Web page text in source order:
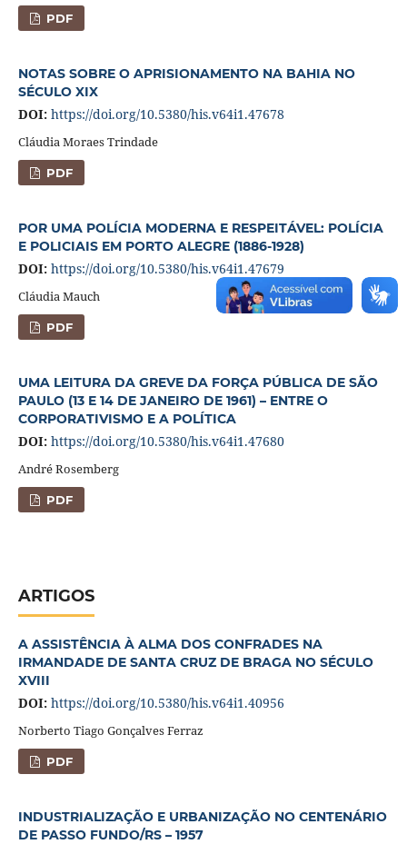
PDF
NOTAS SOBRE O APRISIONAMENTO NA BAHIA NO
SÉCULO XIX
DOI: https://doi.org/10.5380/his.v64i1.47678
Cláudia Moraes Trindade
PDF
POR UMA POLÍCIA MODERNA E RESPEITÁVEL: POLÍCIA
E POLICIAIS EM PORTO ALEGRE (1886-1928)
DOI: https://doi.org/10.5380/his.v64i1.47679
Cláudia Mauch
PDF
UMA LEITURA DA GREVE DA FORÇA PÚBLICA DE SÃO
PAULO (13 E 14 DE JANEIRO DE 1961) – ENTRE O
CORPORATIVISMO E A POLÍTICA
DOI: https://doi.org/10.5380/his.v64i1.47680
André Rosemberg
PDF
ARTIGOS
A ASSISTÊNCIA À ALMA DOS CONFRADES NA
IRMANDADE DE SANTA CRUZ DE BRAGA NO SÉCULO
XVIII
DOI: https://doi.org/10.5380/his.v64i1.40956
Norberto Tiago Gonçalves Ferraz
PDF
INDUSTRIALIZAÇÃO E URBANIZAÇÃO NO CENTENÁRIO
DE PASSO FUNDO/RS – 1957